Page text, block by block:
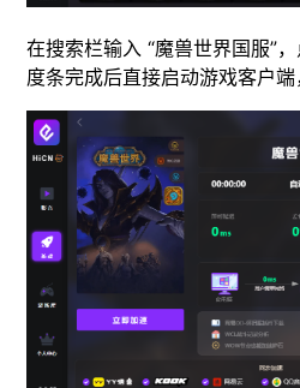
在搜索栏输入 “魔兽世界国服”
度条完成后直接启动游戏客户端